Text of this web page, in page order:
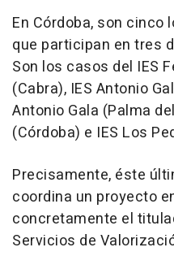
En Córdoba, son
que participan en tres
Son los casos del IES
(Cabra), IES Antonio
Antonio Gala (Palma
(Córdoba) e IES Los
Precisamente, éste
coordina un proyecto
concretamente el
Servicios de